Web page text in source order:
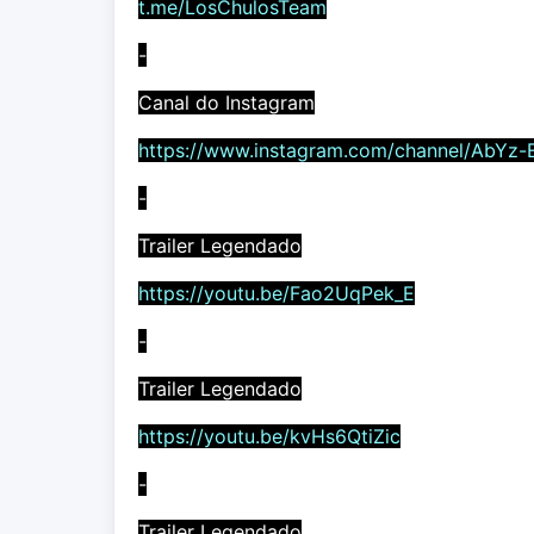
t.me/LosChulosTeam
-
Canal do Instagram
https://www.instagram.com/channel/AbYz-
-
Trailer Legendado
https://youtu.be/Fao2UqPek_E
-
Trailer Legendado
https://youtu.be/kvHs6QtiZic
-